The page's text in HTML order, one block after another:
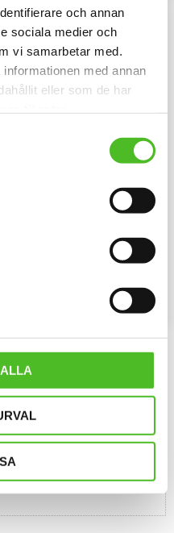
och annan
sociala medier och
vi samarbetar med.
med annan
eller som de har
Keps med Golden
Keps i sex olika färger med ett
siluettmotiv av en Golden
Lägg